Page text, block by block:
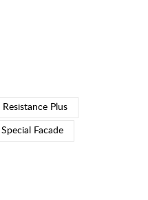
Resistance Plus
Special Faсade